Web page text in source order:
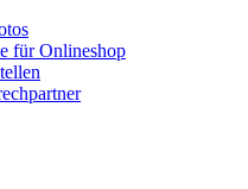
für Onlineshop